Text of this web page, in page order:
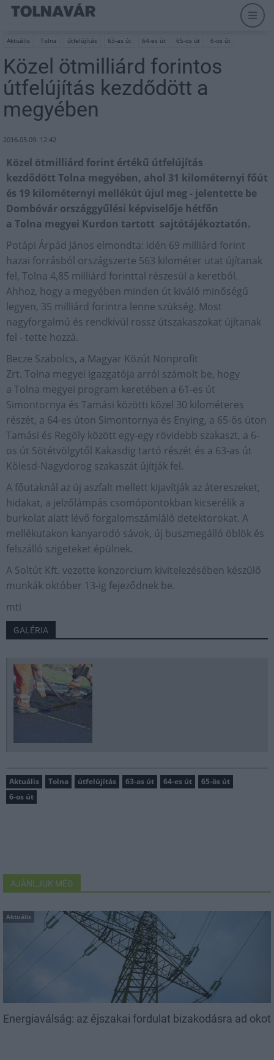
Aktuális Tolna útfelújítás 63-as út 64-es út 65-ös út 6-os út
Közel ötmilliárd forintos
útfelújítás kezdődött a
megyében
2016.05.09. 12:42
Közel ötmilliárd forint értékű útfelújítás
kezdődött Tolna megyében, ahol 31 kilométernyi főút
és 19 kilométernyi mellékút újul meg - jelentette be
Dombóvár országgyűlési képviselője hétfőn
a Tolna megyei Kurdon tartott sajtótájékoztatón.
Potápi Árpád János elmondta: idén 69 milliárd forint
hazai forrásból országszerte 563 kilométer utat újítanak
fel, Tolna 4,85 milliárd forinttal részesül a keretből.
Ahhoz, hogy a megyében minden út kiváló minőségű
legyen, 35 milliárd forintra lenne szükség. Most
nagyforgalmú és rendkívül rossz útszakaszokat újítanak
fel - tette hozzá.
Becze Szabolcs, a Magyar Közút Nonprofit
Zrt. Tolna megyei igazgatója arról számolt be, hogy
a Tolna megyei program keretében a 61-es út
Simontornya és Tamási közötti közel 30 kilométeres
részét, a 64-es úton Simontornya és Enying, a 65-ös úton
Tamási és Regöly között egy-egy rövidebb szakaszt, a 6-
os út Sötétvölgytől Kakasdig tartó részét és a 63-as út
Kölesd-Nagydorog szakaszát újítják fel.
A főutaknál az új aszfalt mellett kijavítják az átereszeket,
hidakat, a jelzőlámpás csomópontokban kicserélik a
burkolat alatt lévő forgalomszámláló detektorokat. A
mellékutakon kanyarodó sávok, új buszmegálló öblök és
felszálló szigeteket épülnek.
A Soltút Kft. vezette konzorcium kivitelezésében készülő
munkák október 13-ig fejeződnek be.
mti
GALÉRIA
Aktuális Tolna útfelújítás 63-as út 64-es út
65-ös út
6-os út
AJÁNLJUK MÉG
Aktuális
Energiaválság: az éjszakai fordulat bizakodásra ad okot